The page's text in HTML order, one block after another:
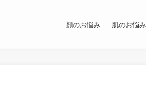
顔のお悩み 肌のお悩み